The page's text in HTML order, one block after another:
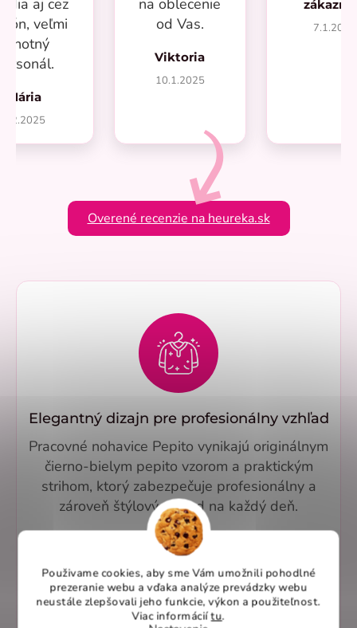
Použivame cookies, aby sme Vám umožnili pohodlné
prezeranie webu a vďaka analýze prevádzky webu
neustále zlepšovali jeho funkcie, výkon a použiteľnost.
Viac informáciítu.
aj cez
veľmi
Mária
1.2.2025
na oblecenie
od Vas.
Viktoria
10.1.2025
7.1.2025
Overené recenzie na heureka.sk
Elegantný dizajn pre profesionálny vzhľad
Pracovné nohavice Pepito vynikajú originálnym
čierno-bielym pepito vzorom a praktickým
strihom, ktorý zabezpečuje profesionálny a
zároveň štýlový vzhľad na každý deň.